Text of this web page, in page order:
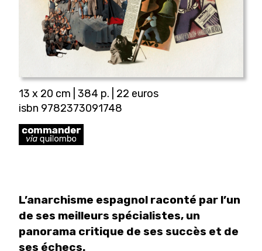
13 x 20 cm | 384 p. | 22 euros
isbn 9782373091748
L’anarchisme espagnol raconté par l’un
de ses meilleurs spécialistes, un
panorama critique de ses succès et de
ses échecs.